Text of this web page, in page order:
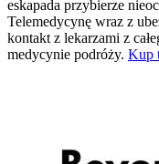
eskapada przybierze
Telemedycynę wraz z
kontakt z lekarzami z
medycynie podróży. Kup